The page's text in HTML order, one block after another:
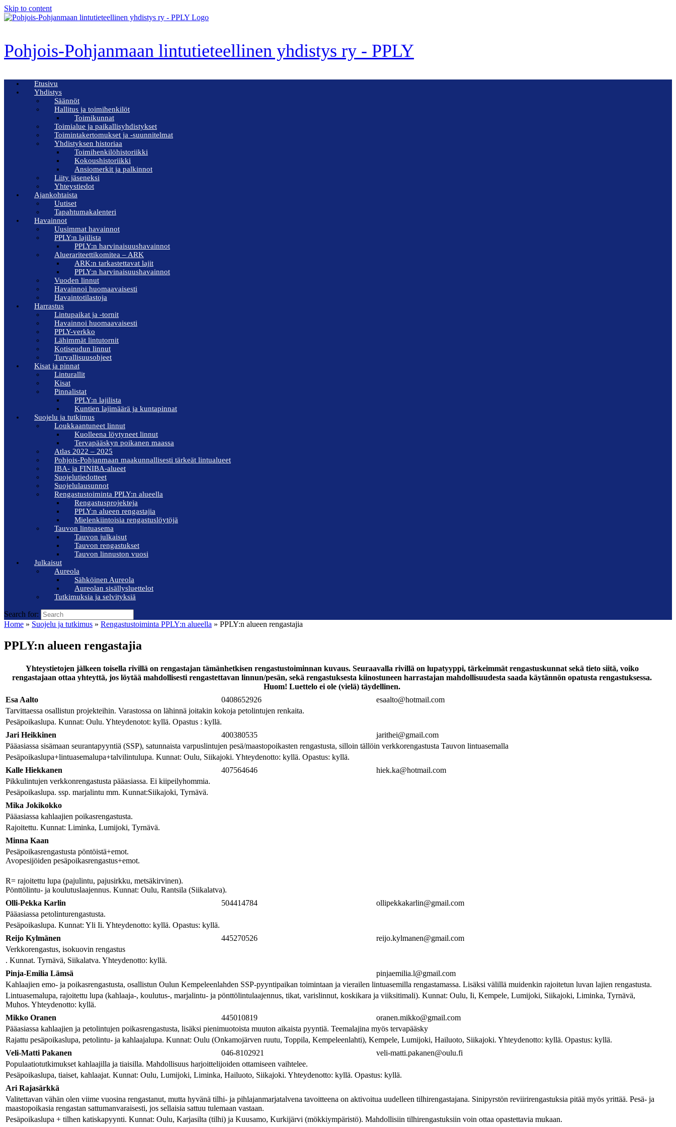
Skip to content
Pohjois-Pohjanmaan lintutieteellinen yhdistys ry - PPLY
Etusivu
Yhdistys
Säännöt
Hallitus ja toimihenkilöt
Toimikunnat
Toimialue ja paikallisyhdistykset
Toimintakertomukset ja -suunnitelmat
Yhdistyksen historiaa
Toimihenkilöhistoriikki
Kokoushistoriikki
Ansiomerkit ja palkinnot
Liity jäseneksi
Yhteystiedot
Ajankohtaista
Uutiset
Tapahtumakalenteri
Havainnot
Uusimmat havainnot
PPLY:n lajilista
PPLY:n harvinaisuushavainnot
Aluerariteettikomitea – ARK
ARK:n tarkastettavat lajit
PPLY:n harvinaisuushavainnot
Vuoden linnut
Havainnoi huomaavaisesti
Havaintotilastoja
Harrastus
Lintupaikat ja -tornit
Havainnoi huomaavaisesti
PPLY-verkko
Lähimmät lintutornit
Kotiseudun linnut
Turvallisuusohjeet
Kisat ja pinnat
Linturallit
Kisat
Pinnalistat
PPLY:n lajilista
Kuntien lajimäärä ja kuntapinnat
Suojelu ja tutkimus
Loukkaantuneet linnut
Kuolleena löytyneet linnut
Tervapääskyn poikanen maassa
Atlas 2022 – 2025
Pohjois-Pohjanmaan maakunnallisesti tärkeät lintualueet
IBA- ja FINIBA-alueet
Suojelutiedotteet
Suojelulausunnot
Rengastustoiminta PPLY:n alueella
Rengastusprojekteja
PPLY:n alueen rengastajia
Mielenkiintoisia rengastuslöytöjä
Tauvon lintuasema
Tauvon julkaisut
Tauvon rengastukset
Tauvon linnuston vuosi
Julkaisut
Aureola
Sähköinen Aureola
Aureolan sisällysluettelot
Tutkimuksia ja selvityksiä
Search for:
Home » Suojelu ja tutkimus » Rengastustoiminta PPLY:n alueella » PPLY:n alueen rengastajia
PPLY:n alueen rengastajia
Yhteystietojen jälkeen toisella rivillä on rengastajan tämänhetkisen rengastustoiminnan kuvaus. Seuraavalla rivillä on lupatyyppi, tärkeimmät rengastuskunnat sekä tieto siitä, voiko
rengastajaan ottaa yhteyttä, jos löytää mahdollisesti rengastettavan linnun/pesän, sekä rengastuksesta kiinostuneen harrastajan mahdollisuudesta saada käytännön opatusta rengastuksessa.
Huom! Luettelo ei ole (vielä) täydellinen.
Esa Aalto
0408652926
esaalto@hotmail.com
Tarvittaessa osallistun projekteihin. Varastossa on lähinnä joitakin kokoja petolintujen renkaita.
Pesäpoikaslupa. Kunnat: Oulu. Yhteydenotot: kyllä. Opastus : kyllä.
Jari Heikkinen
400380535
jarithei@gmail.com
Pääasiassa sisämaan seurantapyyntiä (SSP), satunnaista varpuslintujen pesä/maastopoikasten rengastusta, silloin tällöin verkkorengastusta Tauvon lintuasemalla
Pesäpoikaslupa+lintuasemalupa+talvilintulupa. Kunnat: Oulu, Siikajoki. Yhteydenotto: kyllä. Opastus: kyllä.
Kalle Hiekkanen
407564646
hiek.ka@hotmail.com
Pikkulintujen verkkonrengastusta pääasiassa. Ei kiipeilyhommia.
Pesäpoikaslupa. ssp. marjalintu mm. Kunnat:Siikajoki, Tyrnävä.
Mika Jokikokko
Pääasiassa kahlaajien poikasrengastusta.
Rajoitettu. Kunnat: Liminka, Lumijoki, Tyrnävä.
Minna Kaan
Pesäpoikasrengastusta pöntöistä+emot.
Avopesijöiden pesäpoikasrengastus+emot.
R= rajoitettu lupa (pajulintu, pajusirkku, metsäkirvinen).
Pönttölintu- ja koulutuslaajennus. Kunnat: Oulu, Rantsila (Siikalatva).
Olli-Pekka Karlin
504414784
ollipekkakarlin@gmail.com
Pääasiassa petolinturengastusta.
Pesäpoikaslupa. Kunnat: Yli Ii. Yhteydenotto: kyllä. Opastus: kyllä.
Reijo Kylmänen
445270526
reijo.kylmanen@gmail.com
Verkkorengastus, isokuovin rengastus
. Kunnat. Tyrnävä, Siikalatva. Yhteydenotto: kyllä.
Pinja-Emilia Lämsä
pinjaemilia.l@gmail.com
Kahlaajien emo- ja poikasrengastusta, osallistun Oulun Kempeleenlahden SSP-pyyntipaikan toimintaan ja vierailen lintuasemilla rengastamassa. Lisäksi välillä muidenkin rajoitetun luvan lajien rengastusta.
Lintuasemalupa, rajoitettu lupa (kahlaaja-, koulutus-, marjalintu- ja pönttölintulaajennus, tikat, varislinnut, koskikara ja viiksitimali). Kunnat: Oulu, Ii, Kempele, Lumijoki, Siikajoki, Liminka, Tyrnävä,
Muhos. Yhteydenotto: kyllä.
Mikko Oranen
445010819
oranen.mikko@gmail.com
Pääasiassa kahlaajien ja petolintujen poikasrengastusta, lisäksi pienimuotoista muuton aikaista pyyntiä. Teemalajina myös tervapääsky
Rajattu pesäpoikaslupa, petolintu- ja kahlaajalupa. Kunnat: Oulu (Onkamojärven ruutu, Toppila, Kempeleenlahti), Kempele, Lumijoki, Hailuoto, Siikajoki. Yhteydenotto: kyllä. Opastus: kyllä.
Veli-Matti Pakanen
046-8102921
veli-matti.pakanen@oulu.fi
Populaatiotutkimukset kahlaajilla ja tiaisilla. Mahdollisuus harjoittelijoiden ottamiseen vaihtelee.
Pesäpoikaslupa, tiaiset, kahlaajat. Kunnat: Oulu, Lumijoki, Liminka, Hailuoto, Siikajoki. Yhteydenotto: kyllä. Opastus: kyllä.
Ari Rajasärkkä
Valitettavan vähän olen viime vuosina rengastanut, mutta hyvänä tilhi- ja pihlajanmarjatalvena tavoitteena on aktivoitua uudelleen tilhirengastajana. Sinipyrstön reviirirengastuksia pitää myös yrittää. Pesä- ja
maastopoikasia rengastan sattumanvaraisesti, jos sellaisia sattuu tulemaan vastaan.
Pesäpoikaslupa + tilhen katiskapyynti. Kunnat: Oulu, Karjasilta (tilhi) ja Kuusamo, Kurkijärvi (mökkiympäristö). Mahdollisiin tilhirengastuksiin voin ottaa opastettavia mukaan.